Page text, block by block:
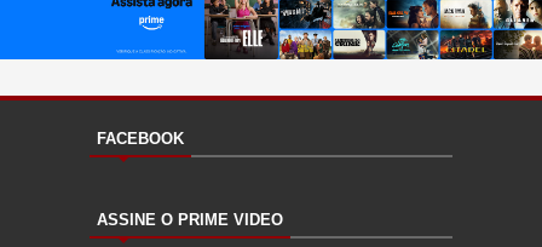
FACEBOOK
ASSINE O PRIME VIDEO